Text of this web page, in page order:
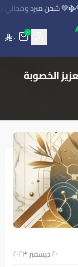
💚 شحن مبرد ومجاني
٠
٠
الخصوبة
٢٠ ديسمبر ٢٠٢٣